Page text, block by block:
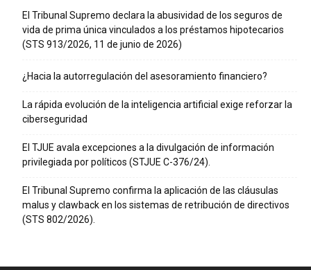
El Tribunal Supremo declara la abusividad de los seguros de
vida de prima única vinculados a los préstamos hipotecarios
(STS 913/2026, 11 de junio de 2026)
¿Hacia la autorregulación del asesoramiento financiero?
La rápida evolución de la inteligencia artificial exige reforzar la
ciberseguridad
El TJUE avala excepciones a la divulgación de información
privilegiada por políticos (STJUE C-376/24).
El Tribunal Supremo confirma la aplicación de las cláusulas
malus y clawback en los sistemas de retribución de directivos
(STS 802/2026).